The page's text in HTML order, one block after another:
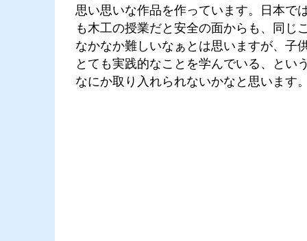
思い思いな作品を作っています。日本で
も木工の授業だと安全の面からも、同じ
なかなか難しいなぁとは思いますが、子
とても実践的なことを学んでいる、とい
なにか取り入れられないかなと思います